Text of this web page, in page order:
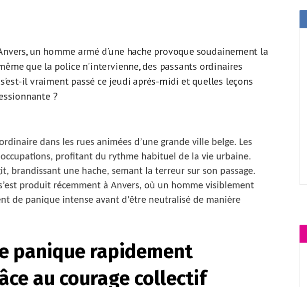
un homme armé d’une hache provoque soudainement la
que la police n’intervienne, des passants ordinaires
il vraiment passé ce jeudi après-midi et quelles leçons
?
dans les rues animées d’une grande ville belge. Les
profitant du rythme habituel de la vie urbaine.
brandissant une hache, semant la terreur sur son passage.
produit récemment à Anvers, où un homme visiblement
de panique intense avant d’être neutralisé de manière
panique rapidement
au courage collectif